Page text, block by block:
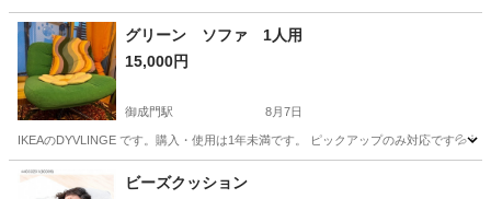
東京 中央区 東京駅 ダイニング
グリーン ソファ 1人用
15,000円
御成門駅 8月7日
IKEAのDYVLINGE です。購入・使用は1年未満です。 ピックアップのみ対応です💦 引
東京 港区 御成門駅
ビーズクッション